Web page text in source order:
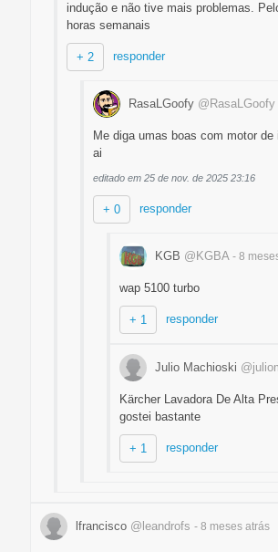
indução e não tive mais problemas.
horas semanais
+ 2 responder
RasaLGoofy @RasaLGoofy
Me diga umas boas com motor
ai
editado em 25 de nov. de 2025 23:16
+ 0 responder
KGB @KGBA - 8
wap 5100 turbo
+ 1 responder
Julio Machioski
Kärcher Lavadora De Alta
gostei bastante
+ 1 responder
lfrancisco @leandrofs - 8 meses atrás